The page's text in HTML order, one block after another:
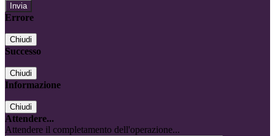
Errore
Chiudi
Successo
Chiudi
Informazione
Chiudi
Attendere...
Attendere il completamento dell'operazione...